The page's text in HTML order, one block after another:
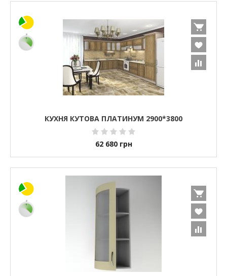
КУХНЯ КУТОВА ПЛАТИНУМ 2900*3800
62 680 грн